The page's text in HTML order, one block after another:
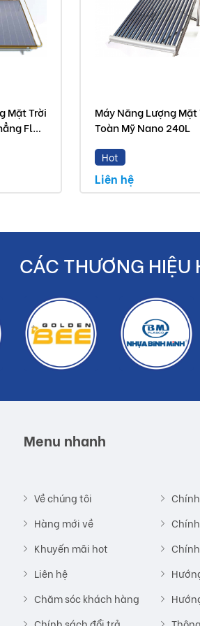
tùy theo nhu cầu của mỗi người. Các
...
so với thực tế do công nghệ chụp
mãi.
bạc cho khách hàng.
Mặt Trời
Flat
Máy Năng Lượng Mặt
Toàn Mỹ Nano 240L
Hot
Liên hệ
CÁC THƯƠNG
Menu nhanh
Về chúng tôi
Hàng mới về
Khuyến mãi hot
Liên hệ
Chăm sóc khách hàng